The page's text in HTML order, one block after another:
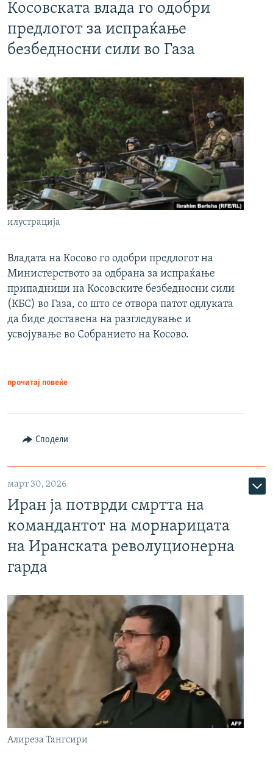
Косовската влада го одобри
предлогот за испраќање
безбедносни сили во Газа
илустрација
Владата на Косово го одобри предлогот на
Министерството за одбрана за испраќање
припадници на Косовските безбедносни сили
(КБС) во Газа, со што се отвора патот одлуката
да биде доставена на разгледување и
усвојување во Собранието на Косово.
прочитај повеќе
Сподели
март 30, 2026
Иран ја потврди смртта на
командантот на морнарицата
на Иранската револуционерна
гарда
Алиреза Тангсири